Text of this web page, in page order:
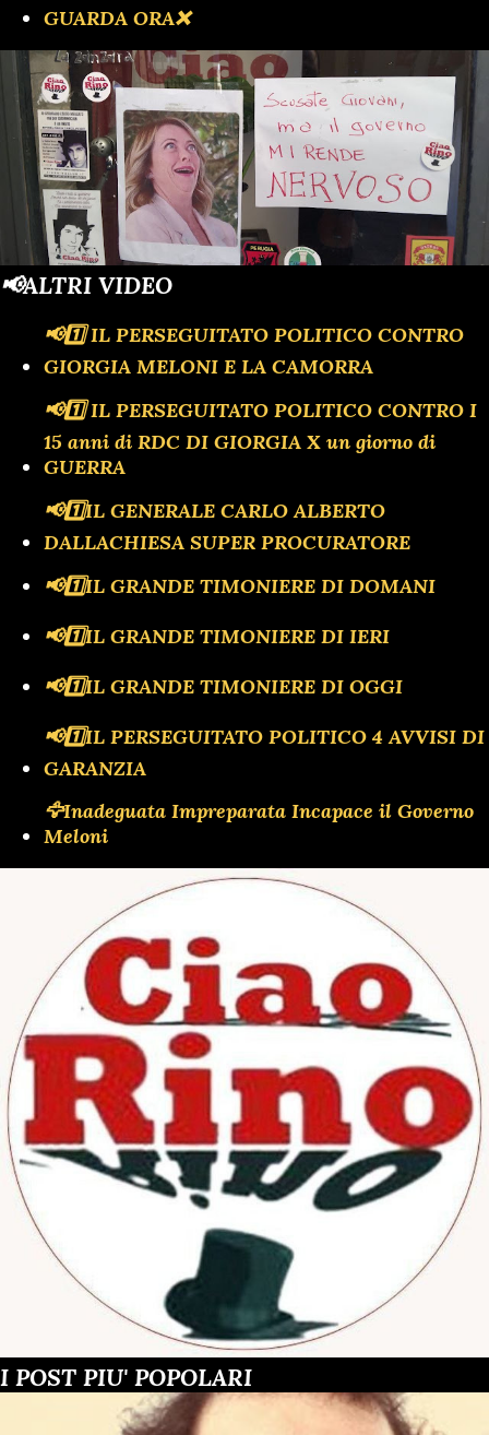
GUARDA ORA❌️
📢ALTRI VIDEO
📢1️⃣ IL PERSEGUITATO POLITICO CONTRO
GIORGIA MELONI E LA CAMORRA
📢1️⃣ IL PERSEGUITATO POLITICO CONTRO I
15 anni di RDC DI GIORGIA X un giorno di
GUERRA
📢1️⃣IL GENERALE CARLO ALBERTO
DALLACHIESA SUPER PROCURATORE
📢1️⃣IL GRANDE TIMONIERE DI DOMANI
📢1️⃣IL GRANDE TIMONIERE DI IERI
📢1️⃣IL GRANDE TIMONIERE DI OGGI
📢1️⃣IL PERSEGUITATO POLITICO 4 AVVISI DI
GARANZIA
🦅Inadeguata Impreparata Incapace il Governo
Meloni
I POST PIU' POPOLARI